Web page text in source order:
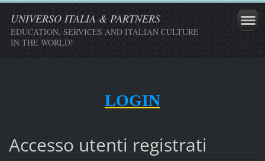
UNIVERSO ITALIA & PARTNERS
EDUCATION, SERVICES AND ITALIAN CULTURE
IN THE WORLD!
LOGIN
Accesso utenti registrati